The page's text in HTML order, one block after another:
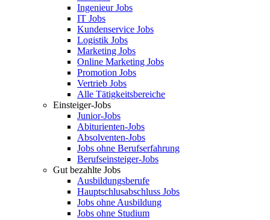
Ingenieur Jobs
IT Jobs
Kundenservice Jobs
Logistik Jobs
Marketing Jobs
Online Marketing Jobs
Promotion Jobs
Vertrieb Jobs
Alle Tätigkeitsbereiche
Einsteiger-Jobs
Junior-Jobs
Abiturienten-Jobs
Absolventen-Jobs
Jobs ohne Berufserfahrung
Berufseinsteiger-Jobs
Gut bezahlte Jobs
Ausbildungsberufe
Hauptschlusabschluss Jobs
Jobs ohne Ausbildung
Jobs ohne Studium